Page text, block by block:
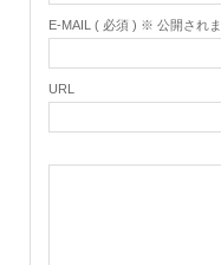
E-MAIL ( 必須 ) ※ 公開され
URL